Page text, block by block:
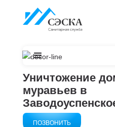
Уничтожение
муравьев в
ПОЗВОНИТЬ